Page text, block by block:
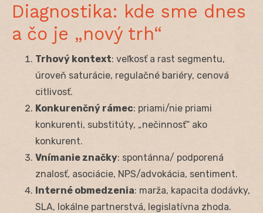
Diagnostika: kde sme dnes
a čo je „nový trh“
Trhový kontext: veľkosť a rast segmentu,
úroveň saturácie, regulačné bariéry, cenová
citlivosť.
Konkurenčný rámec: priami/nie priami
konkurenti, substitúty, „nečinnosť“ ako
konkurent.
Vnímanie značky: spontánna/ podporená
znalosť, asociácie, NPS/advokácia, sentiment.
Interné obmedzenia: marža, kapacita dodávky,
SLA, lokálne partnerstvá, legislatívna zhoda.